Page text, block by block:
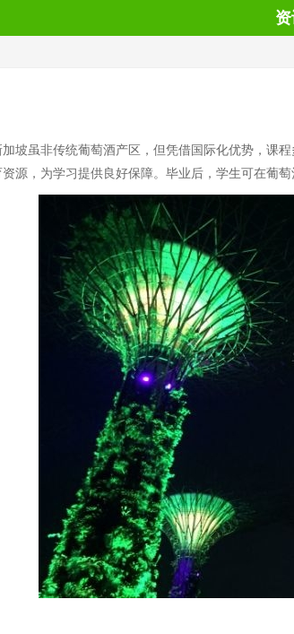
坡虽非传统葡萄酒产区，但凭借国际化优势，课
源，为学习提供良好保障。毕业后，学生可在葡